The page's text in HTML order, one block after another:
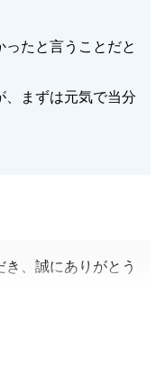
たと言うことだと
、まずは元気で当分
、誠にありがとう
族との近居を無事